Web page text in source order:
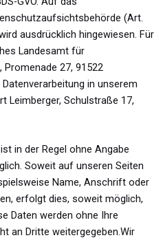
(Art.
ausdrücklich hingewiesen. Für
Landesamt für
27, 91522
in unserem
Leimberger, Schulstraße 17,
in der Regel ohne Angabe
Soweit auf unseren Seiten
Name, Anschrift oder
erfolgt dies, soweit möglich,
Daten werden ohne Ihre
an Dritte weitergegeben.Wir